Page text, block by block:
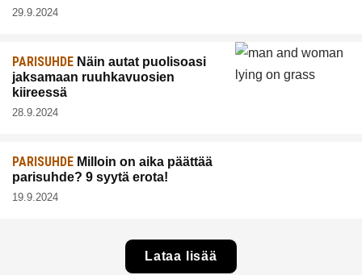
29.9.2024
PARISUHDE Näin autat puolisoasi
jaksamaan ruuhkavuosien
kiireessä
28.9.2024
PARISUHDE Milloin on aika päättää
parisuhde? 9 syytä erota!
19.9.2024
Lataa lisää